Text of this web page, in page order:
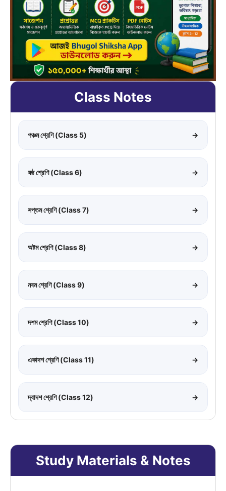
Class Notes
পঞ্চম শ্রেণি (Class 5) →
ষষ্ঠ শ্রেণি (Class 6) →
সপ্তম শ্রেণি (Class 7) →
অষ্টম শ্রেণি (Class 8) →
নবম শ্রেণি (Class 9) →
দশম শ্রেণি (Class 10) →
একাদশ শ্রেণি (Class 11) →
দ্বাদশ শ্রেণি (Class 12) →
Study Materials & Notes